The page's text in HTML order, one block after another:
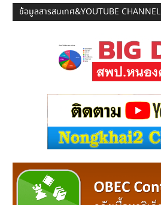
ข้อมูลสารสนเทศ&YOUTUBE CHANNEL